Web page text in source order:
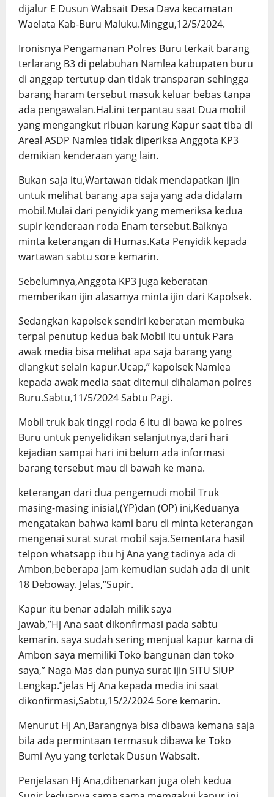
dijalur E Dusun Wabsait Desa Dava kecamatan
Waelata Kab-Buru Maluku.Minggu,12/5/2024.
Ironisnya Pengamanan Polres Buru terkait barang
terlarang B3 di pelabuhan Namlea kabupaten buru
di anggap tertutup dan tidak transparan sehingga
barang haram tersebut masuk keluar bebas tanpa
ada pengawalan.Hal.ini terpantau saat Dua mobil
yang mengangkut ribuan karung Kapur saat tiba di
Areal ASDP Namlea tidak diperiksa Anggota KP3
demikian kenderaan yang lain.
Bukan saja itu,Wartawan tidak mendapatkan ijin
untuk melihat barang apa saja yang ada didalam
mobil.Mulai dari penyidik yang memeriksa kedua
supir kenderaan roda Enam tersebut.Baiknya
minta keterangan di Humas.Kata Penyidik kepada
wartawan sabtu sore kemarin.
Sebelumnya,Anggota KP3 juga keberatan
memberikan ijin alasamya minta ijin dari Kapolsek.
Sedangkan kapolsek sendiri keberatan membuka
terpal penutup kedua bak Mobil itu untuk Para
awak media bisa melihat apa saja barang yang
diangkut selain kapur.Ucap,” kapolsek Namlea
kepada awak media saat ditemui dihalaman polres
Buru.Sabtu,11/5/2024 Sabtu Pagi.
Mobil truk bak tinggi roda 6 itu di bawa ke polres
Buru untuk penyelidikan selanjutnya,dari hari
kejadian sampai hari ini belum ada informasi
barang tersebut mau di bawah ke mana.
keterangan dari dua pengemudi mobil Truk
masing-masing inisial,(YP)dan (OP) ini,Keduanya
mengatakan bahwa kami baru di minta keterangan
mengenai surat surat mobil saja.Sementara hasil
telpon whatsapp ibu hj Ana yang tadinya ada di
Ambon,beberapa jam kemudian sudah ada di unit
18 Deboway. Jelas,”Supir.
Kapur itu benar adalah milik saya
Jawab,”Hj Ana saat dikonfirmasi pada sabtu
kemarin. saya sudah sering menjual kapur karna di
Ambon saya memiliki Toko bangunan dan toko
saya,” Naga Mas dan punya surat ijin SITU SIUP
Lengkap.”jelas Hj Ana kepada media ini saat
dikonfirmasi,Sabtu,15/2/2024 Sore kemarin.
Menurut Hj An,Barangnya bisa dibawa kemana saja
bila ada permintaan termasuk dibawa ke Toko
Bumi Ayu yang terletak Dusun Wabsait.
Penjelasan Hj Ana,dibenarkan juga oleh kedua